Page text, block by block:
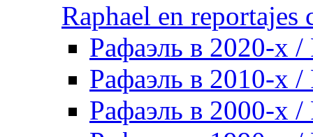
Raphael en reportajes
Рафаэль в 2020-х /
Рафаэль в 2010-х /
Рафаэль в 2000-х /